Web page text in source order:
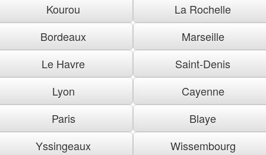
Kourou
La Rochelle
Bordeaux
Marseille
Le Havre
Saint-Denis
Lyon
Cayenne
Paris
Blaye
Yssingeaux
Wissembourg